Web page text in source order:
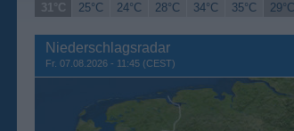
31°C 25°C 24°C 28°C 34°C 35°C 29°C
Niederschlagsradar
Fr. 07.08.2026 - 11:45 (CEST)